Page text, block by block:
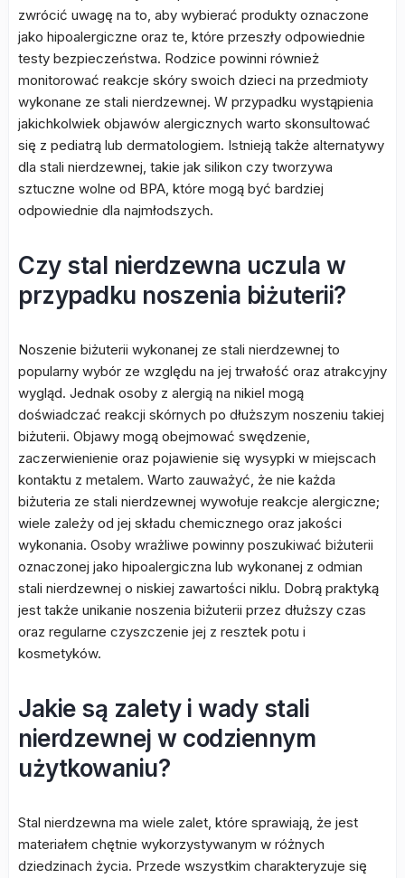
zwrócić uwagę na to, aby wybierać produkty oznaczone
jako hipoalergiczne oraz te, które przeszły odpowiednie
testy bezpieczeństwa. Rodzice powinni również
monitorować reakcje skóry swoich dzieci na przedmioty
wykonane ze stali nierdzewnej. W przypadku wystąpienia
jakichkolwiek objawów alergicznych warto skonsultować
się z pediatrą lub dermatologiem. Istnieją także alternatywy
dla stali nierdzewnej, takie jak silikon czy tworzywa
sztuczne wolne od BPA, które mogą być bardziej
odpowiednie dla najmłodszych.
Czy stal nierdzewna uczula w
przypadku noszenia biżuterii?
Noszenie biżuterii wykonanej ze stali nierdzewnej to
popularny wybór ze względu na jej trwałość oraz atrakcyjny
wygląd. Jednak osoby z alergią na nikiel mogą
doświadczać reakcji skórnych po dłuższym noszeniu takiej
biżuterii. Objawy mogą obejmować swędzenie,
zaczerwienienie oraz pojawienie się wysypki w miejscach
kontaktu z metalem. Warto zauważyć, że nie każda
biżuteria ze stali nierdzewnej wywołuje reakcje alergiczne;
wiele zależy od jej składu chemicznego oraz jakości
wykonania. Osoby wrażliwe powinny poszukiwać biżuterii
oznaczonej jako hipoalergiczna lub wykonanej z odmian
stali nierdzewnej o niskiej zawartości niklu. Dobrą praktyką
jest także unikanie noszenia biżuterii przez dłuższy czas
oraz regularne czyszczenie jej z resztek potu i
kosmetyków.
Jakie są zalety i wady stali
nierdzewnej w codziennym
użytkowaniu?
Stal nierdzewna ma wiele zalet, które sprawiają, że jest
materiałem chętnie wykorzystywanym w różnych
dziedzinach życia. Przede wszystkim charakteryzuje się